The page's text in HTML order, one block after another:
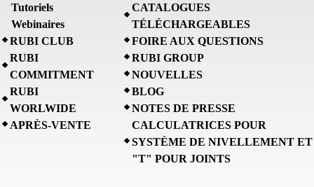
Tutoriels
Webinaires
RUBI CLUB
RUBI
COMMITMENT
RUBI
WORLWIDE
APRÈS-VENTE
CATALOGUES
TÉLÉCHARGEABLES
FOIRE AUX QUESTIONS
RUBI GROUP
NOUVELLES
BLOG
NOTES DE PRESSE
CALCULATRICES POUR
SYSTÈME DE NIVELLEMENT ET
"T" POUR JOINTS